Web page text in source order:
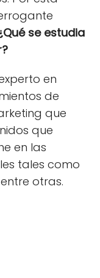
se estudia
en
de
que
que
en las
tales como
otras.